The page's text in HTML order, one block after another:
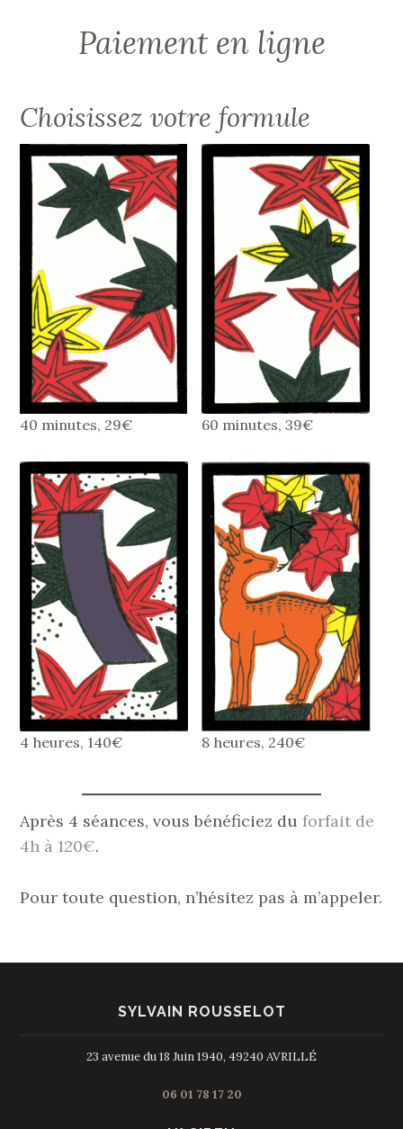
Paiement en ligne
Choisissez votre formule
40 minutes, 29€ 60 minutes, 39€
4 heures, 140€ 8 heures, 240€
Après 4 séances, vous bénéficiez duforfait de
4h à 120€.
Pour toute question, n’hésitez pas à m’appeler.
SYLVAIN ROUSSELOT
23 avenue du 18 Juin 1940, 49240 AVRILLÉ
06 01 78 17 20